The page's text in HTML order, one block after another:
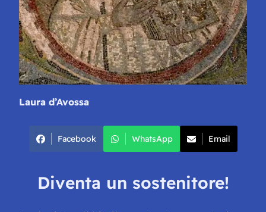
Laura d’Avossa
Facebook WhatsApp Email
Diventa un sostenitore!